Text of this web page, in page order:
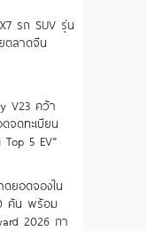
รถ SUV รุ่น
ตลาดจีน
V23 คว้า
จดทะเบียน
5 EV”
ยอดจองใน
คัน พร้อม
2026 กา